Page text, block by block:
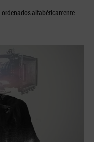
alfabéticamente.